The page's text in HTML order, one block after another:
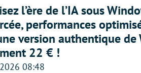
l’ère de l’IA sous
performances
version authentique
22 € !
08:48